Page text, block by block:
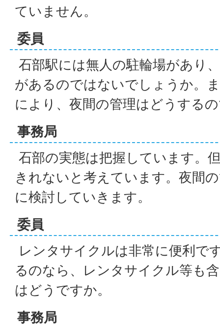
ていません。
委員
石部駅には無人の駐輪場があり
があるのではないでしょうか。
により、夜間の管理はどうする
事務局
石部の実態は把握しています。
きれないと考えています。夜間
に検討していきます。
委員
レンタサイクルは非常に便利で
るのなら、レンタサイクル等も
はどうですか。
事務局